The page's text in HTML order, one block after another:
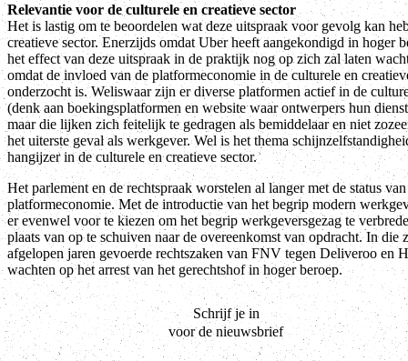
Relevantie voor de culturele en creatieve sector
Het is lastig om te beoordelen wat deze uitspraak voor gevolg kan
creatieve sector. Enerzijds omdat Uber heeft aangekondigd in hoger
het effect van deze uitspraak in de praktijk nog op zich zal laten
omdat de invloed van de platformeconomie in de culturele en
onderzocht is. Weliswaar zijn er diverse platformen actief in de
(denk aan boekingsplatformen en website waar ontwerpers hun
maar die lijken zich feitelijk te gedragen als bemiddelaar en niet
het uiterste geval als werkgever. Wel is het thema
hangijzer in de culturele en creatieve sector.
Het parlement en de rechtspraak worstelen al langer met de status
platformeconomie. Met de introductie van het begrip modern
er evenwel voor te kiezen om het begrip werkgeversgezag te
plaats van op te schuiven naar de overeenkomst van opdracht. In die
afgelopen jaren gevoerde rechtszaken van FNV tegen Deliveroo en
wachten op het arrest van het gerechtshof in hoger beroep.
Schrijf je in
voor de nieuwsbrief